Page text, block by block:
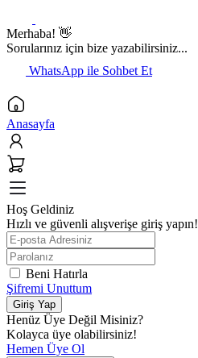
Merhaba! 👋
Sorularınız için bize yazabilirsiniz...
WhatsApp ile Sohbet Et
Anasayfa
Hoş Geldiniz
Hızlı ve güvenli alışverişe giriş yapın!
Beni Hatırla
Şifremi Unuttum
Giriş Yap
Henüz Üye Değil Misiniz?
Kolayca üye olabilirsiniz!
Hemen Üye Ol